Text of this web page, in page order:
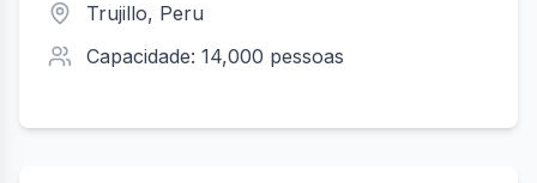
Trujillo, Peru
Capacidade: 14,000 pessoas